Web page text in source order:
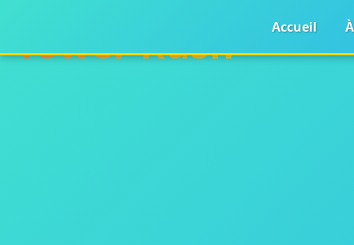
Accueil
Tower Rush